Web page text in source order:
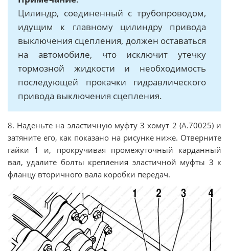
Цилиндр, соединенный с трубопроводом,
идущим к главному цилиндру привода
выключения сцепления, должен оставаться
на автомобиле, что исключит утечку
тормозной жидкости и необходимость
последующей прокачки гидравлического
привода выключения сцепления.
8. Наденьте на эластичную муфту 3 хомут 2 (А.70025) и
затяните его, как показано на рисунке ниже. Отверните
гайки 1 и, прокручивая промежуточный карданный
вал, удалите болты крепления эластичной муфты 3 к
фланцу вторичного вала коробки передач.